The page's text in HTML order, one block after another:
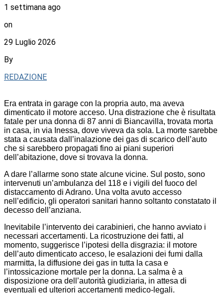
1 settimana ago
on
29 Luglio 2026
By
REDAZIONE
Era entrata in garage con la propria auto, ma aveva
dimenticato il motore acceso. Una distrazione che è risultata
fatale per una donna di 87 anni di Biancavilla, trovata morta
in casa, in via Inessa, dove viveva da sola. La morte sarebbe
stata a causata dall’inalazione dei gas di scarico dell’auto
che si sarebbero propagati fino ai piani superiori
dell’abitazione, dove si trovava la donna.
A dare l’allarme sono state alcune vicine. Sul posto, sono
intervenuti un’ambulanza del 118 e i vigili del fuoco del
distaccamento di Adrano. Una volta avuto accesso
nell’edificio, gli operatori sanitari hanno soltanto constatato il
decesso dell’anziana.
Inevitabile l’intervento dei carabinieri, che hanno avviato i
necessari accertamenti. La ricostruzione dei fatti, al
momento, suggerisce l’ipotesi della disgrazia: il motore
dell’auto dimenticato acceso, le esalazioni dei fumi dalla
marmitta, la diffusione dei gas in tutta la casa e
l’intossicazione mortale per la donna. La salma è a
disposizione ora dell’autorità giudiziaria, in attesa di
eventuali ed ulteriori accertamenti medico-legali.